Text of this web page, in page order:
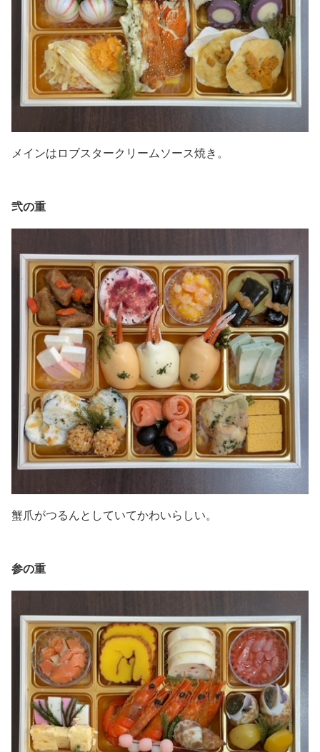
メインはロブスタークリームソース焼き。
弐の重
蟹爪がつるんとしていてかわいらしい。
参の重